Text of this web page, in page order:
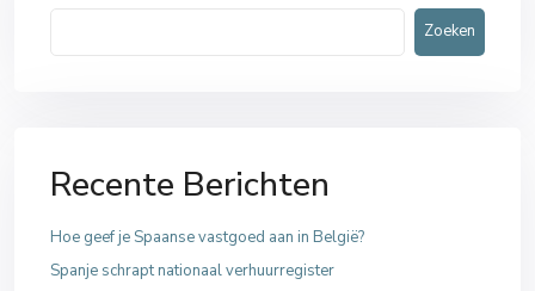
Zoeken
Recente Berichten
Hoe geef je Spaanse vastgoed aan in België?
Spanje schrapt nationaal verhuurregister